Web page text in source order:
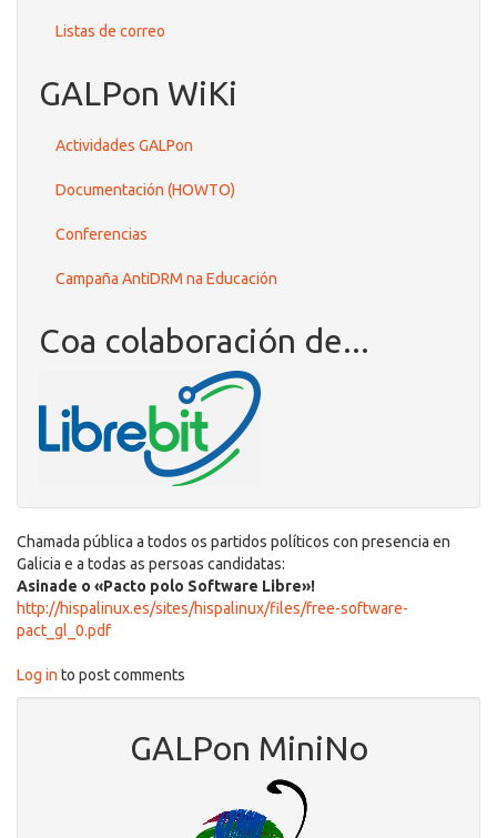
Listas de correo
GALPon WiKi
Actividades GALPon
Documentación (HOWTO)
Conferencias
Campaña AntiDRM na Educación
Coa colaboración de...
Chamada pública a todos os partidos políticos con presencia en
Galicia e a todas as persoas candidatas:
Asinade o «Pacto polo Software Libre»!
http://hispalinux.es/sites/hispalinux/files/free-software-
pact_gl_0.pdf
Log in to post comments
GALPon MiniNo